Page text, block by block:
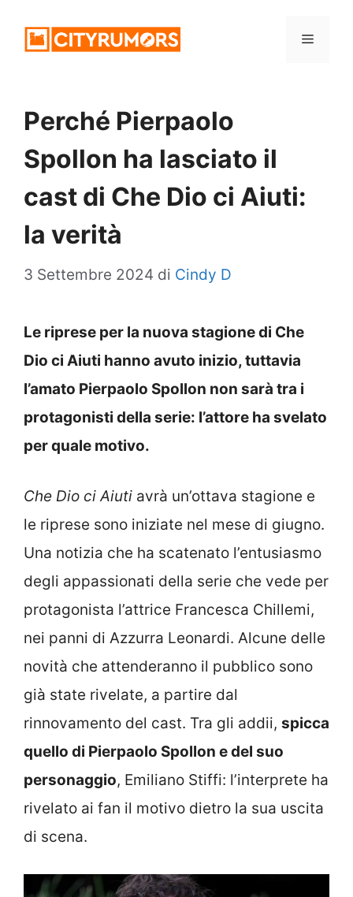
Menu
Perché Pierpaolo
Spollon ha lasciato il
cast di Che Dio ci Aiuti:
la verità
3 Settembre 2024 di Cindy D
Le riprese per la nuova stagione di Che
Dio ci Aiuti hanno avuto inizio, tuttavia
l’amato Pierpaolo Spollon non sarà tra i
protagonisti della serie: l’attore ha svelato
per quale motivo.
Che Dio ci Aiuti avrà un’ottava stagione e
le riprese sono iniziate nel mese di giugno.
Una notizia che ha scatenato l’entusiasmo
degli appassionati della serie che vede per
protagonista l’attrice Francesca Chillemi,
nei panni di Azzurra Leonardi. Alcune delle
novità che attenderanno il pubblico sono
già state rivelate, a partire dal
rinnovamento del cast. Tra gli addii, spicca
quello di Pierpaolo Spollon e del suo
personaggio, Emiliano Stiffi: l’interprete ha
rivelato ai fan il motivo dietro la sua uscita
di scena.